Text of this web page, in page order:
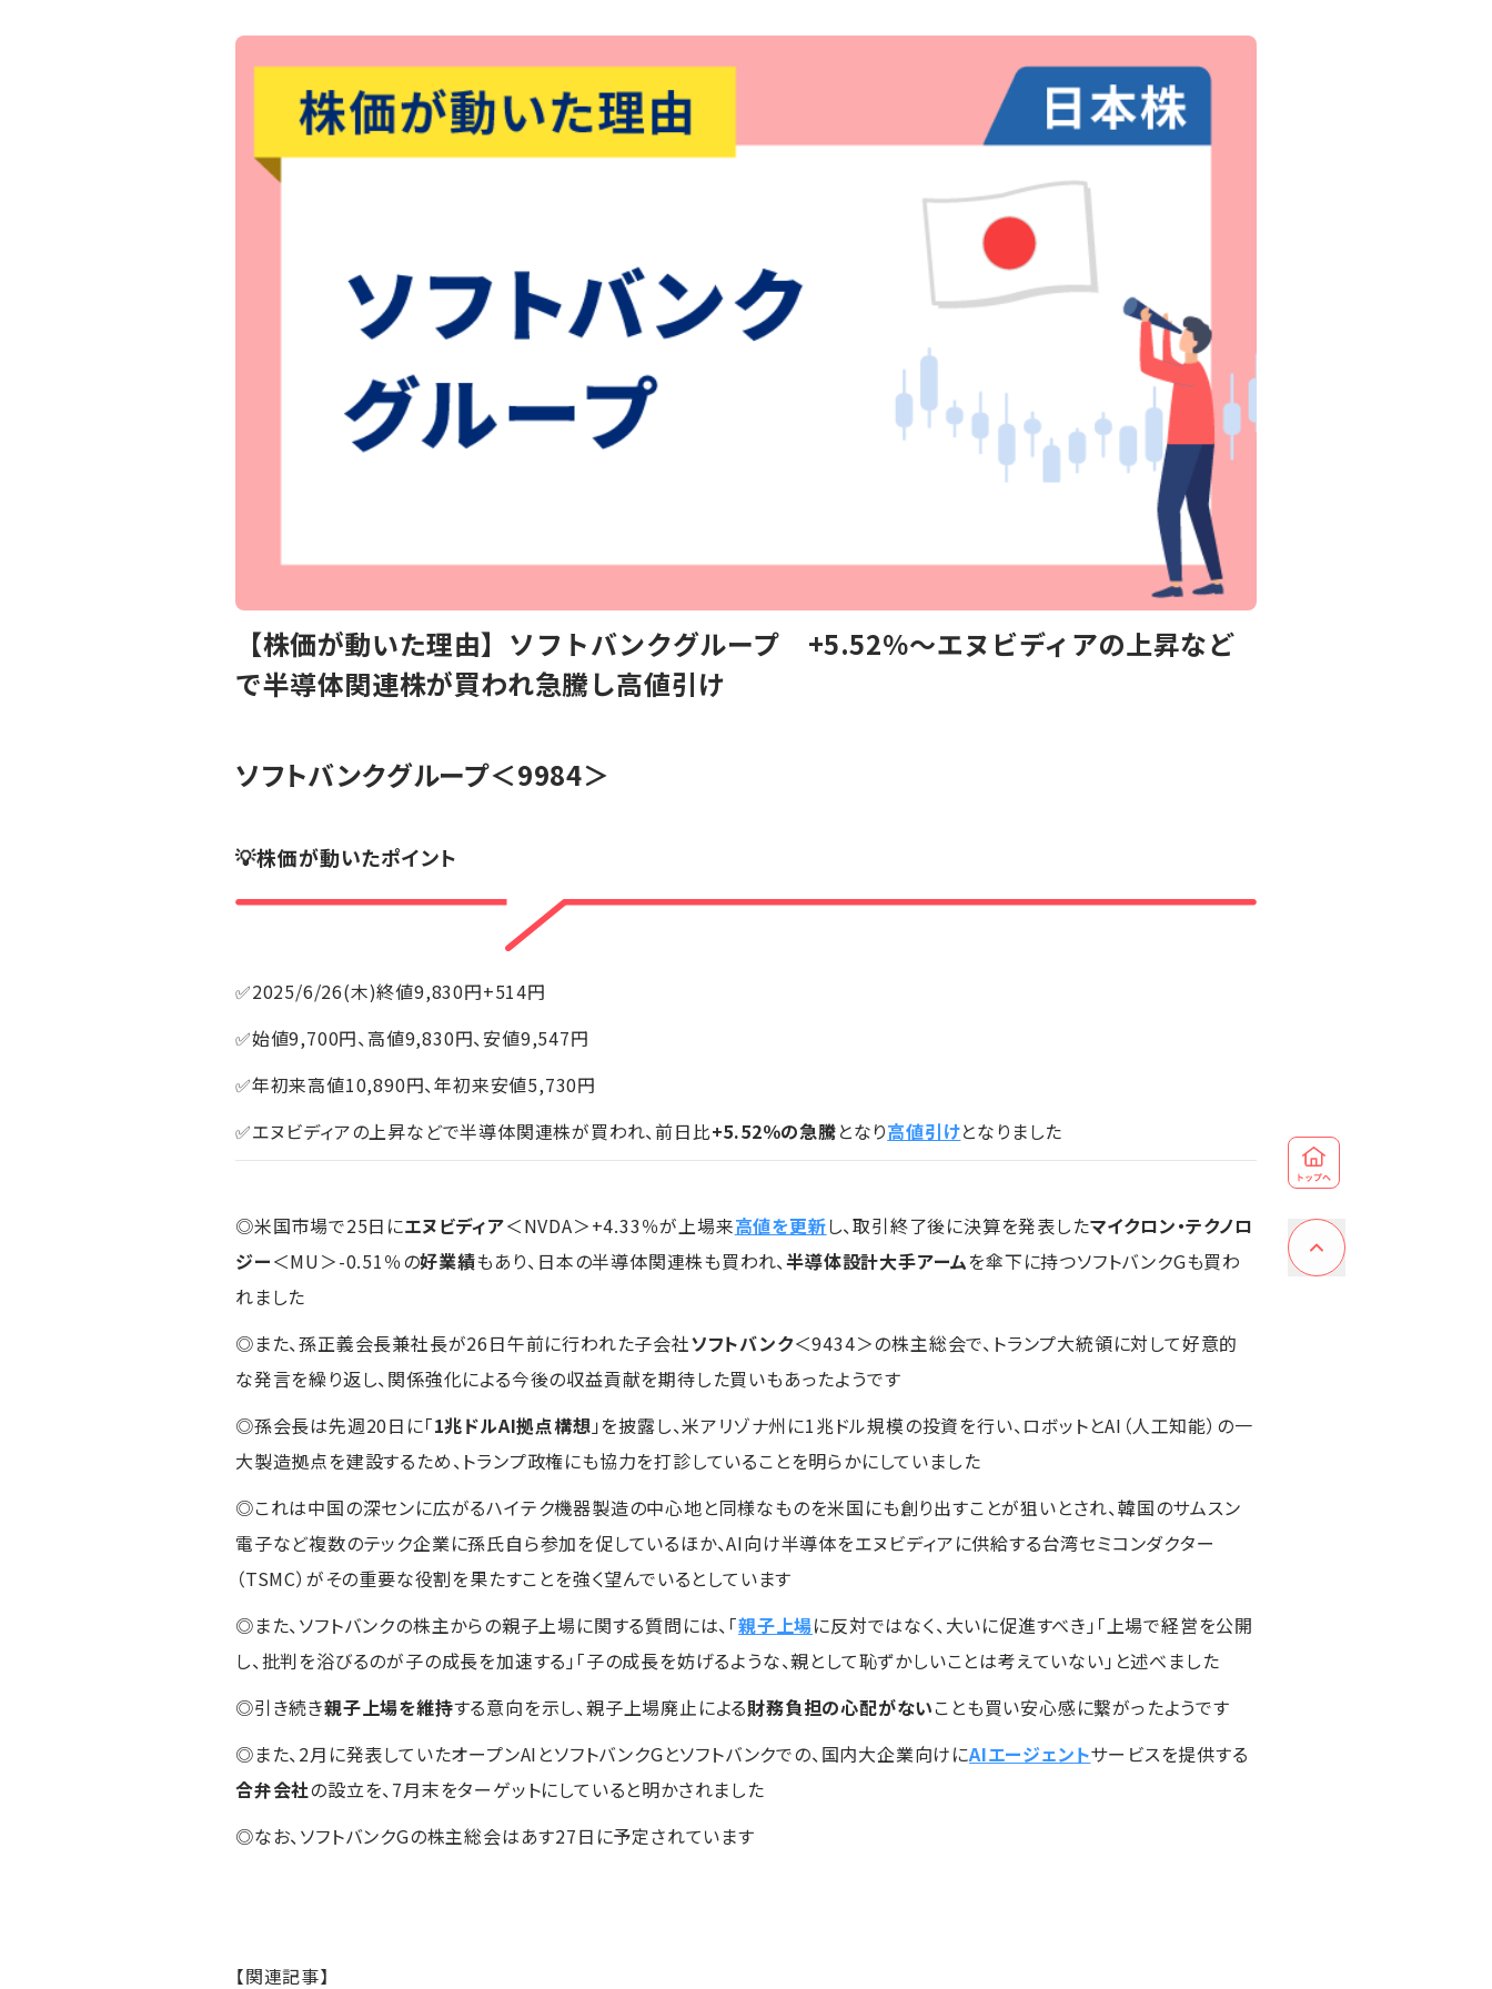
【株価が動いた理由】ソフトバンクグループ +5.52％～エヌビディアの上昇など
で半導体関連株が買われ急騰し高値引け
ソフトバンクグループ＜9984＞
💡株価が動いたポイント
✅2025/6/26(木)終値9,830円+514円
✅始値9,700円、高値9,830円、安値9,547円
✅年初来高値10,890円、年初来安値5,730円
✅エヌビディアの上昇などで半導体関連株が買われ、前日比+5.52％の急騰となり高値引けとなりました
◎米国市場で25日にエヌビディア＜NVDA＞+4.33％が上場来高値を更新し、取引終了後に決算を発表したマイクロン・テクノロ
ジー＜MU＞-0.51％の好業績もあり、日本の半導体関連株も買われ、半導体設計大手アームを傘下に持つソフトバンクGも買わ
れました
◎また、孫正義会長兼社長が26日午前に行われた子会社ソフトバンク＜9434＞の株主総会で、トランプ大統領に対して好意的
な発言を繰り返し、関係強化による今後の収益貢献を期待した買いもあったようです
◎孫会長は先週20日に「1兆ドルAI拠点構想 」を披露し、米アリゾナ州に1兆ドル規模の投資を行い、ロボットとAI（人工知能）の一
大製造拠点を建設するため、トランプ政権にも協力を打診していることを明らかにしていました
◎これは中国の深センに広がるハイテク機器製造の中心地と同様なものを米国にも創り出すことが狙いとされ、韓国のサムスン
電子など複数のテック企業に孫氏自ら参加を促しているほか、AI向け半導体をエヌビディアに供給する台湾セミコンダクター
（TSMC）がその重要な役割を果たすことを強く望んでいるとしています
◎また、ソフトバンクの株主からの親子上場に関する質問には、「親子上場に反対ではなく、大いに促進すべき」「上場で経営を公開
し、批判を浴びるのが子の成長を加速する」「子の成長を妨げるような、親として恥ずかしいことは考えていない」と述べました
◎引き続き親子上場を維持する意向を示し、親子上場廃止による財務負担の心配がないことも買い安心感に繋がったようです
◎また、2月に発表していたオープンAIとソフトバンクGとソフトバンクでの、国内大企業向けにAIエージェントサービスを提供する
合弁会社の設立を、7月末をターゲットにしていると明かされました
◎なお、ソフトバンクGの株主総会はあす27日に予定されています
【関連記事】